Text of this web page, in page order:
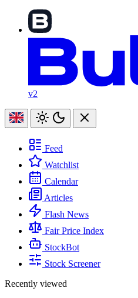
v2
Feed
Watchlist
Calendar
Articles
Flash News
Fair Price Index
StockBot
Stock Screener
Recently viewed